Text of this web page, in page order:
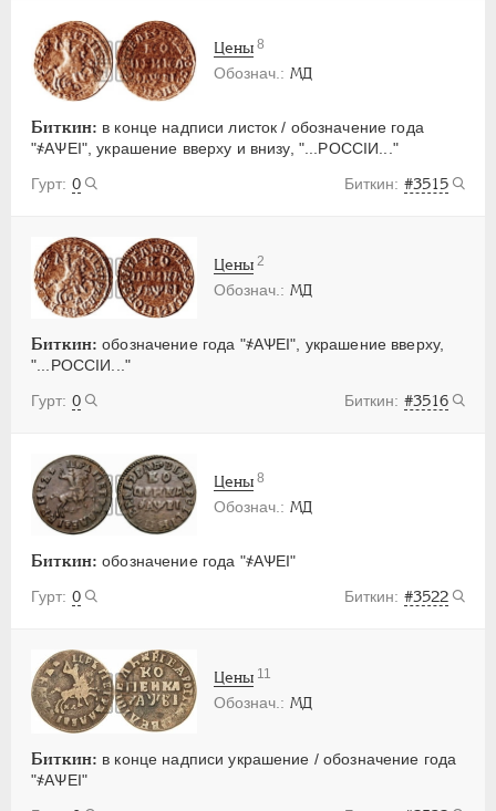
МД
Биткин: в конце надписи листок / обозначение года
"҂АѰЕI", украшение вверху и внизу, "...РОССIИ..."
0
#3515
Цены 8
МД
Биткин: обозначение года "҂АѰЕI", украшение вверху,
"...РОССIИ..."
0
#3516
Цены 2
МД
Биткин: обозначение года "҂АѰЕI"
0
#3522
Цены 8
МД
Биткин: в конце надписи украшение / обозначение года
"҂АѰЕI"
Цены 11